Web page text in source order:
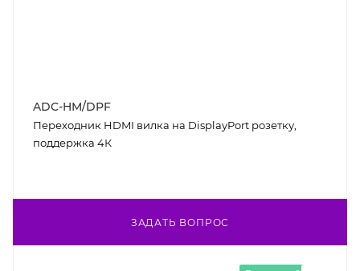
ADC-HM/DPF
Переходник HDMI вилка на DisplayPort розетку,
поддержка 4К
ЗАДАТЬ ВОПРОС